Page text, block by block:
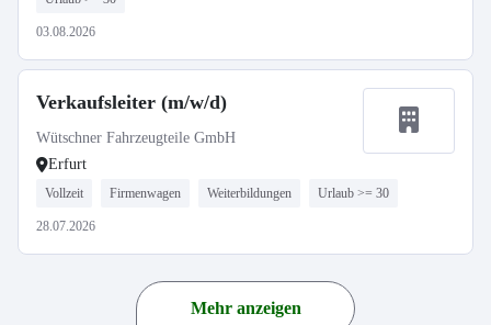
03.08.2026
Verkaufsleiter (m/w/d)
Wütschner Fahrzeugteile GmbH
Erfurt
Vollzeit Firmenwagen Weiterbildungen Urlaub >= 30
28.07.2026
Mehr anzeigen